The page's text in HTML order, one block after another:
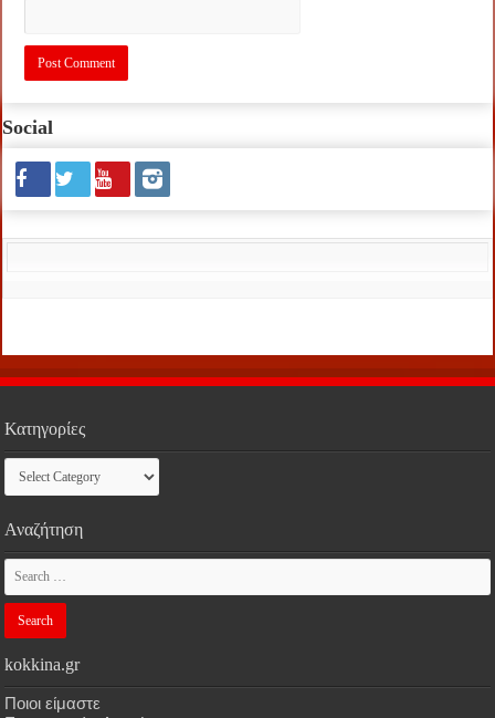
Social
Κατηγορίες
Κατηγορίες
Αναζήτηση
kokkina.gr
Ποιοι είμαστε